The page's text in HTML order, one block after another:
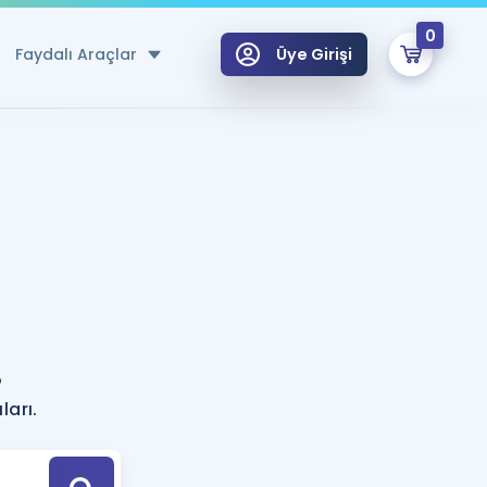
Faydalı Araçlar
Hesaplama Aracı
için Öneriler
Tek Takvimde
Üye Girişi
0
Hoca ile seni sınava hazırlayacak onlarca eğitim seni bekliyor!